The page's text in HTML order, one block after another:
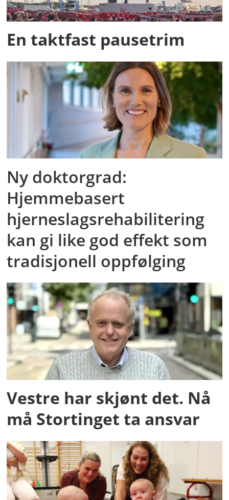
En taktfast pausetrim
Ny doktorgrad:
Hjemmebasert
hjerneslagsrehabilitering
kan gi like god effekt som
tradisjonell oppfølging
Vestre har skjønt det. Nå
må Stortinget ta ansvar